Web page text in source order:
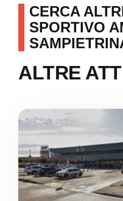
CERCA
SPORTIVO
ALTRE